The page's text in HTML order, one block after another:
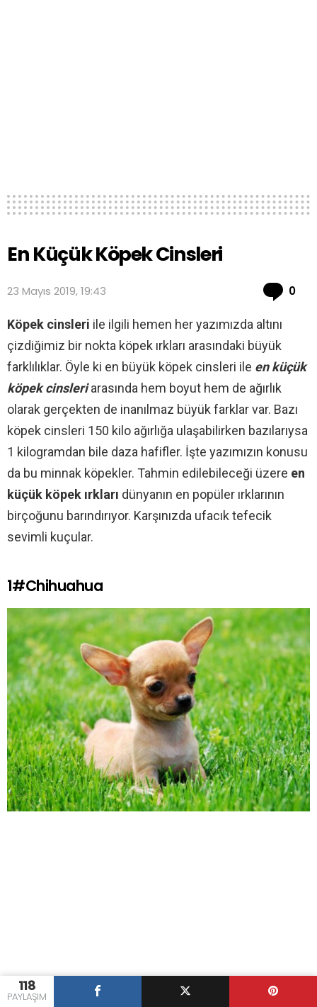
118
PAYLAŞIM
En Küçük Köpek Cinsleri
23 Mayıs 2019, 19:43 0
Köpek cinsleri ile ilgili hemen her yazımızda altını
çizdiğimiz bir nokta köpek ırkları arasındaki büyük
farklılıklar. Öyle ki en büyük köpek cinsleri ile en küçük
köpek cinsleriarasında hem boyut hem de ağırlık
olarak gerçekten de inanılmaz büyük farklar var. Bazı
köpek cinsleri 150 kilo ağırlığa ulaşabilirken bazılarıysa
1 kilogramdan bile daza hafifler. İşte yazımızın konusu
da bu minnak köpekler. Tahmin edilebileceği üzere en
küçük köpek ırkları dünyanın en popüler ırklarının
birçoğunu barındırıyor. Karşınızda ufacık tefecik
sevimli kuçular.
1#Chihuahua